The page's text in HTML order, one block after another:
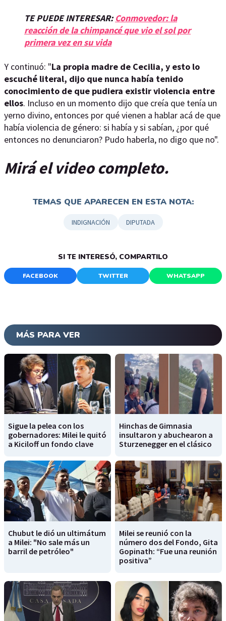
TE PUEDE INTERESAR:Conmovedor: la
reacción de la chimpancé que vio el sol por
primera vez en su vida
Y continuó: "La propia madre de Cecilia, y esto lo
escuché literal, dijo que nunca había tenido
conocimiento de que pudiera existir violencia entre
ellos. Incluso en un momento dijo que creía que tenía un
yerno divino, entonces por qué vienen a hablar acá de que
había violencia de género: si había y si sabían, ¿por qué
entonces no denunciaron? Pudo haberla, no digo que no".
Mirá el video completo.
TEMAS QUE APARECEN EN ESTA NOTA:
INDIGNACIÓN DIPUTADA
SI TE INTERESÓ, COMPARTILO
FACEBOOK TWITTER WHATSAPP
MÁS PARA VER
Sigue la pelea con los
gobernadores: Milei le quitó
a Kiciloff un fondo clave
Hinchas de Gimnasia
insultaron y abuchearon a
Sturzenegger en el clásico
Chubut le dió un ultimátum
a Milei: "No sale más un
barril de petróleo"
Milei se reunió con la
número dos del Fondo, Gita
Gopinath: “Fue una reunión
positiva”